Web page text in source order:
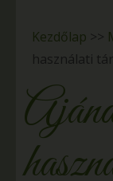
Kezdőlap >>
használati